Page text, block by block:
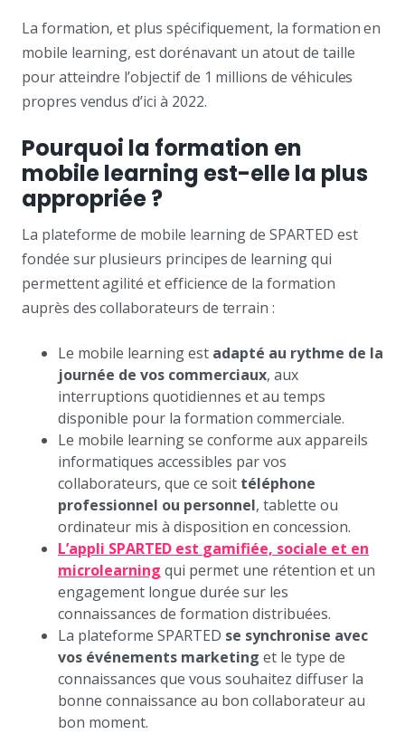
La formation, et plus spécifiquement, la formation en
mobile learning, est dorénavant un atout de taille
pour atteindre l’objectif de 1 millions de véhicules
propres vendus d’ici à 2022.
Pourquoi la formation en
mobile learning est-elle la plus
appropriée ?
La plateforme de mobile learning de SPARTED est
fondée sur plusieurs principes de learning qui
permettent agilité et efficience de la formation
auprès des collaborateurs de terrain :
Le mobile learning est adapté au rythme de la
journée de vos commerciaux, aux
interruptions quotidiennes et au temps
disponible pour la formation commerciale.
Le mobile learning se conforme aux appareils
informatiques accessibles par vos
collaborateurs, que ce soit téléphone
professionnel ou personnel, tablette ou
ordinateur mis à disposition en concession.
L’appli SPARTED est gamifiée, sociale et en
microlearning qui permet une rétention et un
engagement longue durée sur les
connaissances de formation distribuées.
La plateforme SPARTED se synchronise avec
vos événements marketing et le type de
connaissances que vous souhaitez diffuser la
bonne connaissance au bon collaborateur au
bon moment.